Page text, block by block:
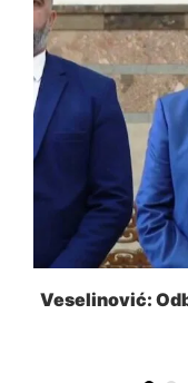
Veselinović: